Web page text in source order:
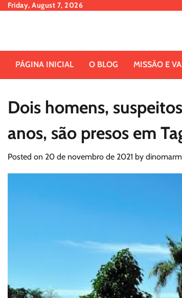
SkipFriday, August 7, 2026
PÁGINA INICIAL O BLOG MISSÃO E
Dois homens,
anos, são presos em
Posted on 20 de novembro de 2021 by